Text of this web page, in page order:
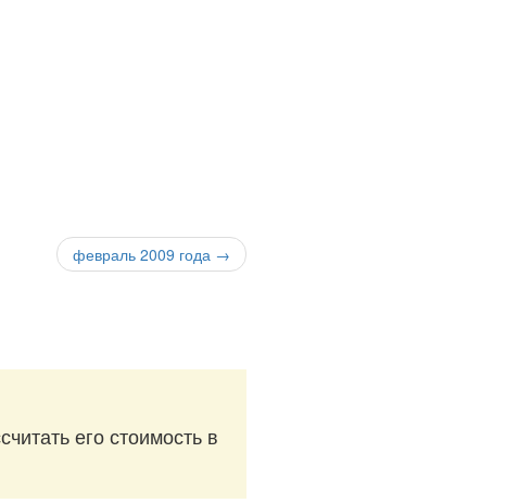
февраль 2009 года →
его стоимость в